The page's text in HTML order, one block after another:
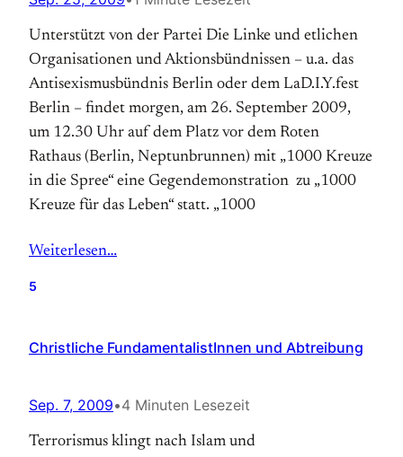
Unterstützt von der Partei Die Linke und etlichen
Organisationen und Aktionsbündnissen – u.a. das
Antisexismusbündnis Berlin oder dem LaD.I.Y.fest
Berlin – findet morgen, am 26. September 2009,
um 12.30 Uhr auf dem Platz vor dem Roten
Rathaus (Berlin, Neptunbrunnen) mit „1000 Kreuze
in die Spree“ eine Gegendemonstration zu „1000
Kreuze für das Leben“ statt. „1000
Weiterlesen…
5
Christliche FundamentalistInnen und Abtreibung
Sep. 7, 2009•4 Minuten Lesezeit
Terrorismus klingt nach Islam und